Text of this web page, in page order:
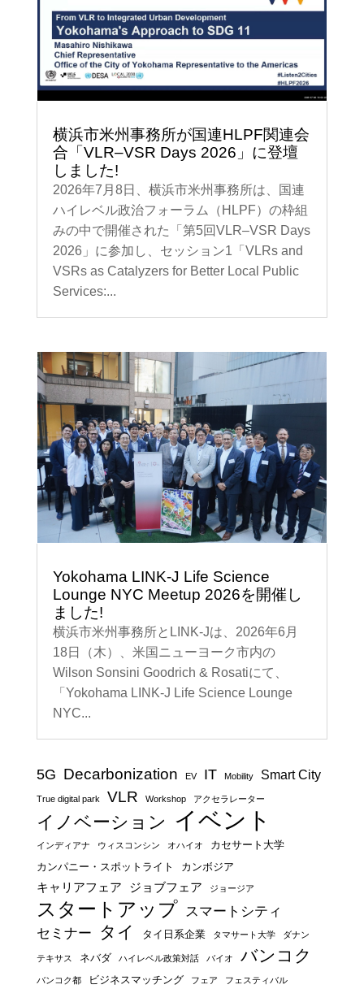
横浜市米州事務所が国連HLPF関連会
合「VLR–VSR Days 2026」に登壇
しました!
2026年7月8日、横浜市米州事務所は、国連
ハイレベル政治フォーラム（HLPF）の枠組
みの中で開催された「第5回VLR–VSR Days
2026」に参加し、セッション1「VLRs and
VSRs as Catalyzers for Better Local Public
Services:...
Yokohama LINK-J Life Science
Lounge NYC Meetup 2026を開催し
ました!
横浜市米州事務所とLINK-Jは、2026年6月
18日（木）、米国ニューヨーク市内の
Wilson Sonsini Goodrich & Rosatiにて、
「Yokohama LINK-J Life Science Lounge
NYC...
5G Decarbonization EV IT Mobility Smart City
True digital park VLR Workshop アクセラレーター
イノベーション イベント
インディアナ ウィスコンシン オハイオ
カセサート大学
カンパニー・スポットライト
カンボジア
キャリアフェア ジョブフェア ジョージア
スタートアップ スマートシティ
セミナー
タイ タイ日系企業 タマサート大学 ダナン
テキサス ネバダ ハイレベル政策対話 バイオ バンコク
バンコク都 ビジネスマッチング フェア フェスティバル